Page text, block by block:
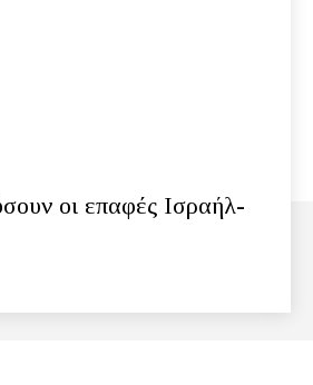
οι επαφές Ισραήλ-